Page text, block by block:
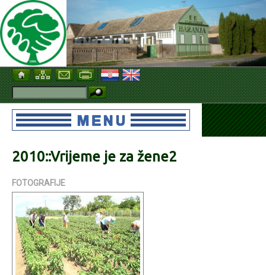
2010::Vrijeme je za žene2
FOTOGRAFIJE